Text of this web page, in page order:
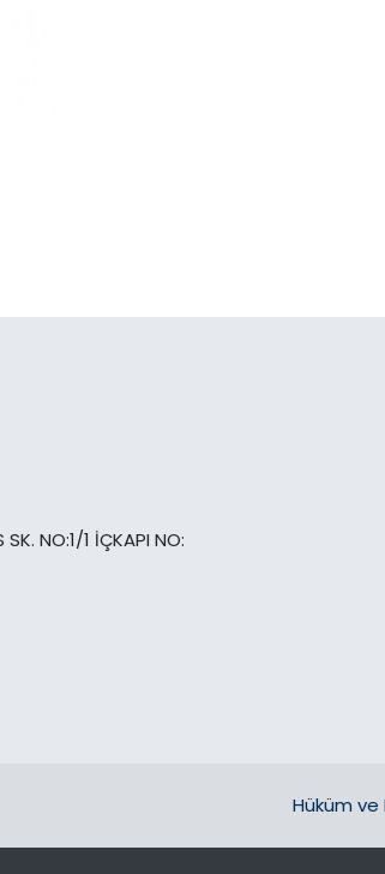
SK. NO:1/1 İÇKAPI NO:
Hüküm ve